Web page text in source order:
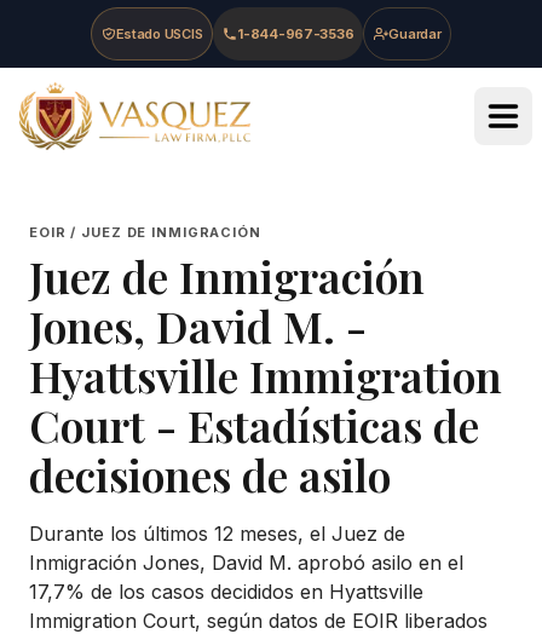
Skip to main content
Skip to navigation
Skip to footer
Estado USCIS 1-844-967-3536 Guardar
Vasquez Law Firm - Home
EOIR / JUEZ DE INMIGRACIÓN
Juez de Inmigración
Jones, David M. -
Hyattsville Immigration
Court - Estadísticas de
decisiones de asilo
Durante los últimos 12 meses, el Juez de
Inmigración Jones, David M. aprobó asilo en el
17,7% de los casos decididos en Hyattsville
Immigration Court, según datos de EOIR liberados